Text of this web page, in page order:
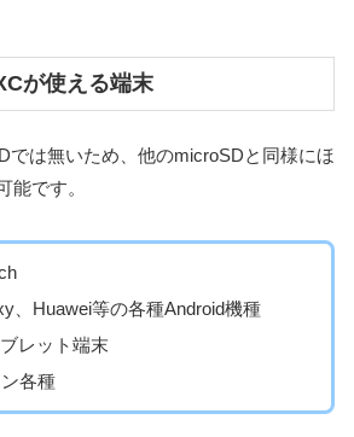
が使える端末
では無いため、他のmicroSDと同様にほ
能です。
、Huawei等の各種Android機種
レット端末
各種